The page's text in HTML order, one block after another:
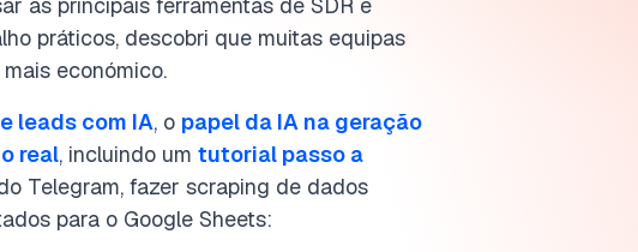
práticos, descobri que muitas equipas
económico.
leads com IA, o papel da IA na geração
real, incluindo um tutorial passo a
Telegram, fazer scraping de dados
para o Google Sheets: